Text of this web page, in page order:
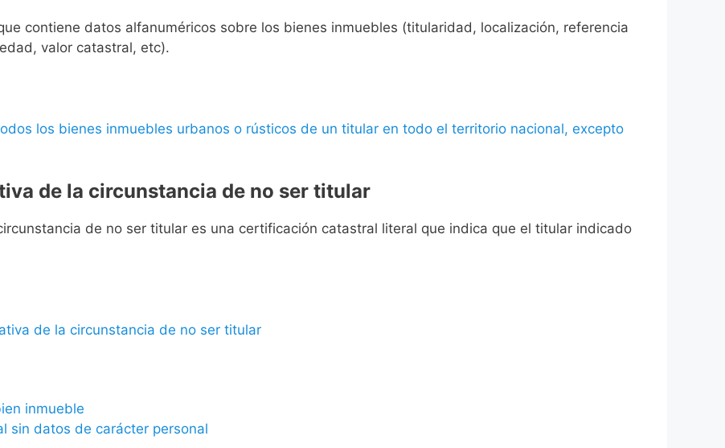
contiene datos alfanuméricos sobre los bienes inmuebles (titularidad, localización, referencia
valor catastral, etc).
los bienes inmuebles urbanos o rústicos de un titular en todo el territorio nacional, excepto
de la circunstancia de no ser titular
de no ser titular es una certificación catastral literal que indica que el titular indicado
de la circunstancia de no ser titular
inmueble
sin datos de carácter personal